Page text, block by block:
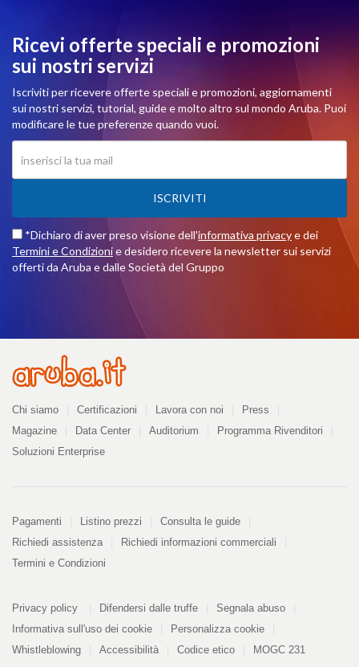
Ricevi offerte speciali e promozioni
sui nostri servizi
Iscriviti per ricevere offerte speciali e promozioni, aggiornamenti
sui nostri servizi, tutorial, guide e molto altro sul mondo Aruba. Puoi
modificare le tue preferenze quando vuoi.
ISCRIVITI
*Dichiaro di aver preso visione dell'informativa privacye dei
Termini e Condizionie desidero ricevere la newsletter sui servizi
offerti da Aruba e dalle Società del Gruppo
Azienda
Chi siamo Certificazioni Lavora con noi
Press
Magazine
Data Center Auditorium
Programma Rivenditori
Soluzioni Enterprise
Pagamenti
Pagamenti Listino prezzi
Consulta le guide
Richiedi assistenza
Richiedi informazioni commerciali
Termini e Condizioni
Informazioni
Privacy policy
PDF
kB
Difendersi dalle truffe
Segnala abuso
Informativa sull'uso dei cookie
Personalizza cookie
Whistleblowing
Accessibilità Codice etico MOGC 231